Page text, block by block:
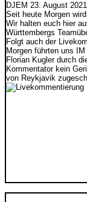
DJEM 23. August 2021
Seit heute Morgen
Wir halten euch hier
Württembergs
Folgt auch der
Morgen führten uns
Florian Kugler durch
Kommentator kein
von Reykjavik